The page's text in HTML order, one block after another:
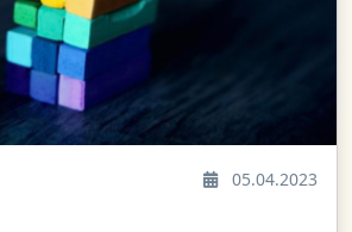
05.04.2023